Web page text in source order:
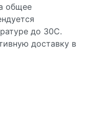
общее
до 30С.
доставку в